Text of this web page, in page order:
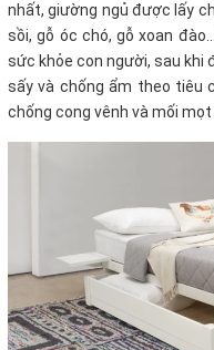
nhất, giường ngủ được lấy
sồi, gỗ óc chó, gỗ xoan
sức khỏe con người, sau khi
sấy và chống ẩm theo tiêu
chống cong vênh và mối